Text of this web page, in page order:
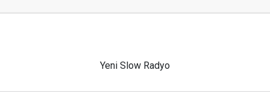
Yeni Slow Radyo